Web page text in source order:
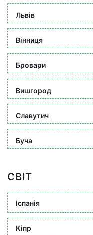
Львів
Вінниця
Бровари
Вишгород
Славутич
Буча
СВІТ
Іспанія
Кіпр